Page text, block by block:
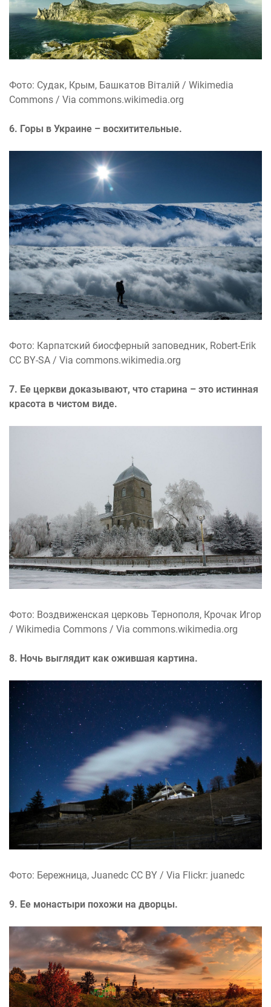
Фото: Судак, Крым, Башкатов Віталій / Wikimedia
Commons / Via commons.wikimedia.org
6. Горы в Украине – восхитительные.
Фото: Карпатский биосферный заповедник, Robert-Erik
CC BY-SA / Via commons.wikimedia.org
7. Ее церкви доказывают, что старина – это истинная
красота в чистом виде.
Фото: Воздвиженская церковь Тернополя, Крочак Игор
/ Wikimedia Commons / Via commons.wikimedia.org
8. Ночь выглядит как ожившая картина.
Фото: Бережница, Juanedc CC BY / Via Flickr: juanedc
9. Ее монастыри похожи на дворцы.